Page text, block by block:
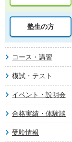
塾生の方
コース・講習
模試・テスト
イベント・説明会
合格実績・体験談
受験情報